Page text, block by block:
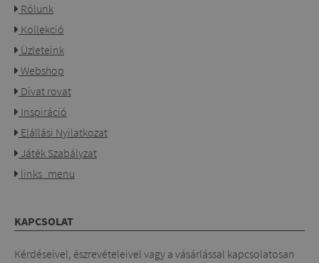
Rólunk
Kollekció
Üzleteink
Webshop
Divat rovat
Inspiráció
Elállási Nyilatkozat
Játék Szabályzat
links_menu
KAPCSOLAT
Kérdéseivel, észrevételeivel vagy a vásárlással kapcsolatosan